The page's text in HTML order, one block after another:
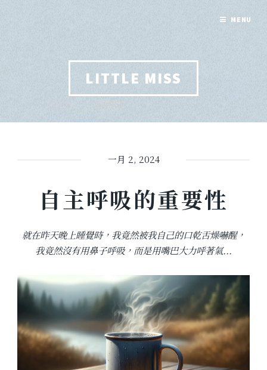
LITTLE MISS
一月 2, 2024
自主呼吸的重要性
就在昨天晚上睡覺時，我竟然被我自己的口乾舌燥嚇醒，
我竟然沒有用鼻子呼吸，而是用嘴巴大力呼著氣...
MENU